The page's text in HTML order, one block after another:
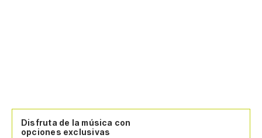
Disfruta de la música con
opciones exclusivas